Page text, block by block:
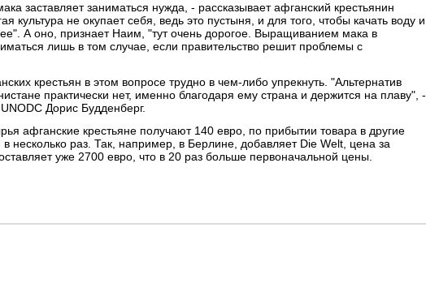
заставляет заниматься нужда, - рассказывает афганский крестьянин
культура не окупает себя, ведь это пустыня, и для того, чтобы качать воду и
А оно, признает Наим, "тут очень дорогое. Выращиванием мака в
лишь в том случае, если правительство решит проблемы с
крестьян в этом вопросе трудно в чем-либо упрекнуть. "Альтернатив
практически нет, именно благодаря ему страна и держится на плаву", -
Дорис Будденберг.
афганские крестьяне получают 140 евро, по прибытии товара в другие
несколько раз. Так, например, в Берлине, добавляет Die Welt, цена за
уже 2700 евро, что в 20 раз больше первоначальной цены.